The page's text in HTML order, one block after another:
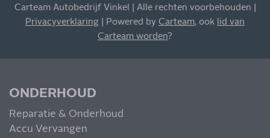
Blijf op de hoogte van al onze acties, aanbiedingen en
meer!
MIS NIETS
Carteam Autobedrijf Vinkel | Alle rechten voorbehouden |
Privacyverklaring | Powered by Carteam, ook
lid van
Carteam worden?
ONDERHOUD
Reparatie & Onderhoud
Accu Vervangen